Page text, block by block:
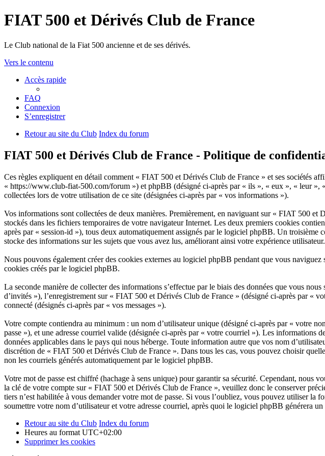
FIAT 500 et Dérivés Club de France
Le Club national de la Fiat 500 ancienne et de ses dérivés.
Vers le contenu
Accès rapide
FAQ
Connexion
S’enregistrer
Retour au site du Club Index du forum
FIAT 500 et Dérivés Club de France - Politique de
Ces règles expliquent en détail comment « FIAT 500 et Dérivés Club de France » et ses sociétés
« https://www.club-fiat-500.com/forum ») et phpBB (désigné ci-après par « ils », « eux », « leur
collectées lors de votre utilisation de ce site (désignées ci-après par « vos informations »).
Vos informations sont collectées de deux manières. Premièrement, en naviguant sur « FIAT 500
stockés dans les fichiers temporaires de votre navigateur Internet. Les deux premiers cookies
après par « session-id »), tous deux automatiquement assignés par le logiciel phpBB. Un
stocke des informations sur les sujets que vous avez lus, améliorant ainsi votre expérience utilisateur.
Nous pouvons également créer des cookies externes au logiciel phpBB pendant que vous
cookies créés par le logiciel phpBB.
La seconde manière de collecter des informations s’effectue par le biais des données que vous
d’invités »), l’enregistrement sur « FIAT 500 et Dérivés Club de France » (désigné ci-après par «
connecté (désignés ci-après par « vos messages »).
Votre compte contiendra au minimum : un nom d’utilisateur unique (désigné ci-après par « votre
passe »), et une adresse courriel valide (désignée ci-après par « votre courriel »). Les
données applicables dans le pays qui nous héberge. Toute information autre que vos nom
discrétion de « FIAT 500 et Dérivés Club de France ». Dans tous les cas, vous pouvez choisir
non les courriels générés automatiquement par le logiciel phpBB.
Votre mot de passe est chiffré (hachage à sens unique) pour garantir sa sécurité. Cependant, nous
la clé de votre compte sur « FIAT 500 et Dérivés Club de France », veuillez donc le conserver
tiers n’est habilitée à vous demander votre mot de passe. Si vous l’oubliez, vous pouvez utiliser
soumettre votre nom d’utilisateur et votre adresse courriel, après quoi le logiciel phpBB générera
Retour au site du Club Index du forum
Heures au format UTC+02:00
Supprimer les cookies